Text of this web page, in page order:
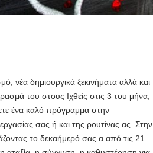
νέα δημιουργικά ξεκινήματα αλλά και
του στους Ιχθείς στις 3 του μήνα,
ένα καλό πρόγραμμα στην
σας ή και της ρουτίνας ας. Στην
το δεκαήμερό σας α από τις 21